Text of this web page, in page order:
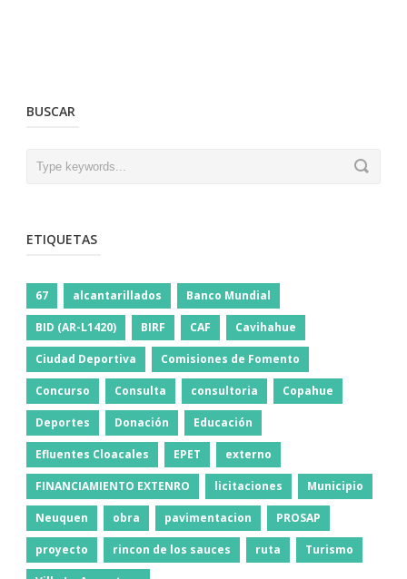
BUSCAR
ETIQUETAS
67 alcantarillados Banco Mundial
BID (AR-L1420) BIRF CAF Cavihahue
Ciudad Deportiva Comisiones de Fomento
Concurso Consulta consultoria Copahue
Deportes Donación Educación
Efluentes Cloacales EPET externo
FINANCIAMIENTO EXTENRO licitaciones Municipio
Neuquen obra pavimentacion PROSAP
proyecto rincon de los sauces ruta Turismo